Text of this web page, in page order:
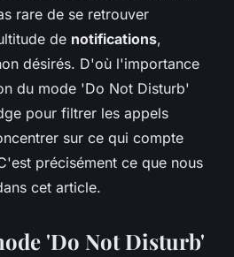
rare de se retrouver
de notifications,
désirés. D'où l'importance
du mode 'Do Not Disturb'
pour filtrer les appels
sur ce qui compte
précisément ce que nous
cet article.
'Do Not Disturb'